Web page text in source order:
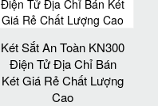
Két Sắt An Toàn KN300
Điện Tử Địa Chỉ Bán
Két Giá Rẻ Chất Lượng
Cao